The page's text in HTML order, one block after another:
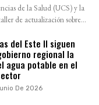
de la Salud (UCS) y la
de actualización sobre...
del Este II siguen
regional la
agua potable en el
De 2026